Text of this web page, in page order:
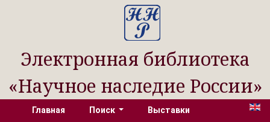
Электронная библиотека
«Научное наследие России»
Главная Поиск Выставки